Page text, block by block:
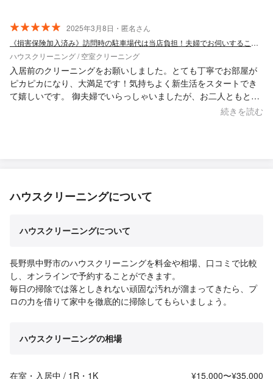
2025年3月8日・匿名さん
《損害保険加入済み》訪問時の駐車場代は当店負担！夫婦でお伺いすることも可能です！
ハウスクリーニング / 空室クリーニング
入居前のクリーニングをお願いしました。とても丁寧でお部屋が
ピカピカになり、大満足です！気持ちよく新生活をスタートでき
て嬉しいです。 御夫婦でいらっしゃいましたが、お二人ともとっ
ても素敵な方で、またぜひお願いしたい（友達にも紹介したい）
続きを読む
ハウスクリーニングについて
ハウスクリーニングについて
長野県中野市のハウスクリーニングを料金や相場、口コミで比較
し、オンラインで予約することができます。
毎日の掃除では落としきれない頑固な汚れが溜まってきたら、プ
ロの力を借りて家中を徹底的に掃除してもらいましょう。
ハウスクリーニングの相場
在室・入居中 / 1R・1K
¥15,000〜¥35,000